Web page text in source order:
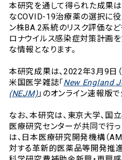
本研究を通して得られた成果
なCOVID-19治療薬の選択に役
ン株BA.2系統のリスク評価な
ロナウイルス感染症対策計画を
な情報となります。
本研究成果は、2022年3月9日
米国医学雑誌「New England
(NEJM) 」のオンライン速報版
なお、本研究は、東京大学、国
医療研究センターが共同で行っ
は、日本医療研究開発機構（
対する革新的医薬品等開発推